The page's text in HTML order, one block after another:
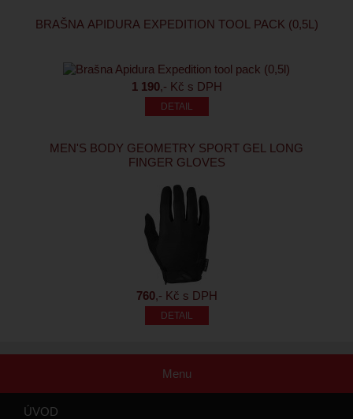
BRAŠNA APIDURA EXPEDITION TOOL PACK (0,5L)
1 190,- Kč s DPH
MEN'S BODY GEOMETRY SPORT GEL LONG
FINGER GLOVES
760,- Kč s DPH
Menu
ÚVOD